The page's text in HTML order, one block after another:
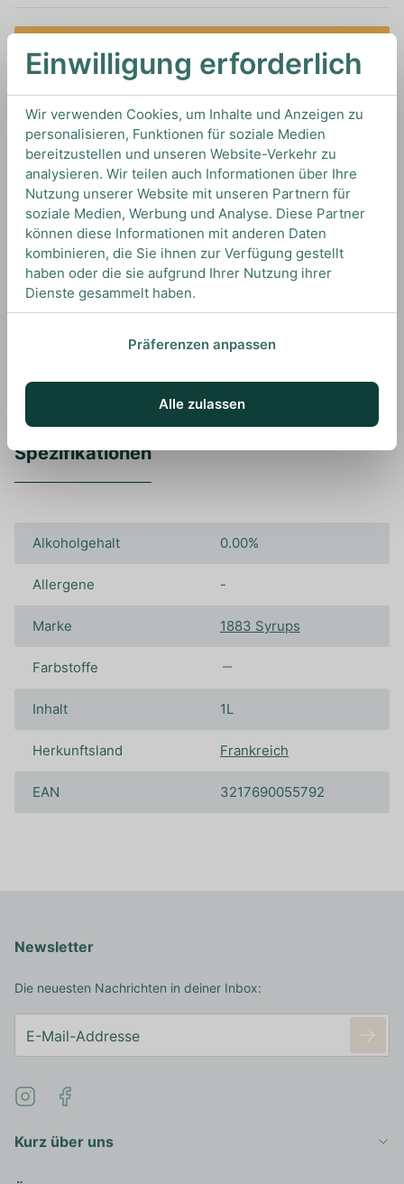
In den Warenkorb
1L
Artikelnummer: 19943
Sirups von 1883 von1883 SyrupsausFrankreich
TIPS & TRICKS
HOW TO DRINK
Wir empfehlen diesen Sirup zum Süßen
unterschiedlichster Getränke und Desserts, oder
Spezifikationen
Alkoholgehalt 0.00%
Allergene -
Marke 1883 Syrups
Farbstoffe
Inhalt 1L
Herkunftsland Frankreich
EAN 3217690055792
Kurz über uns
Newsletter
Die neuesten Nachrichten in deiner Inbox:
Einwilligung erforderlich
Wir verwenden Cookies, um Inhalte und Anzeigen zu
personalisieren, Funktionen für soziale Medien
bereitzustellen und unseren Website-Verkehr zu
analysieren. Wir teilen auch Informationen über Ihre
Nutzung unserer Website mit unseren Partnern für
soziale Medien, Werbung und Analyse. Diese Partner
können diese Informationen mit anderen Daten
kombinieren, die Sie ihnen zur Verfügung gestellt
haben oder die sie aufgrund Ihrer Nutzung ihrer
Dienste gesammelt haben.
Präferenzen anpassen
Alle zulassen